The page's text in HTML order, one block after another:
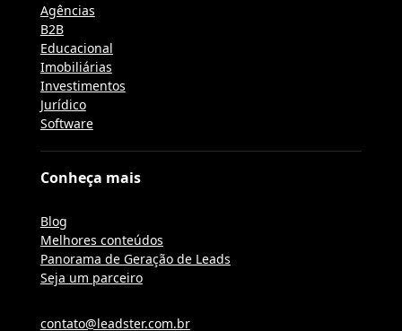
Agências
B2B
Educacional
Imobiliárias
Investimentos
Jurídico
Software
Conheça mais
Blog
Melhores conteúdos
Panorama de Geração de Leads
Seja um parceiro
contato@leadster.com.br